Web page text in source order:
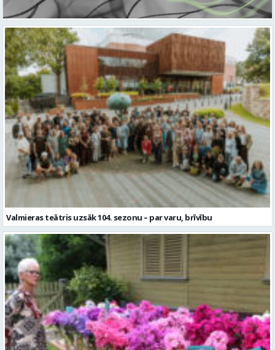
Valmieras teātris uzsāk 104. sezonu – par varu, brīvību